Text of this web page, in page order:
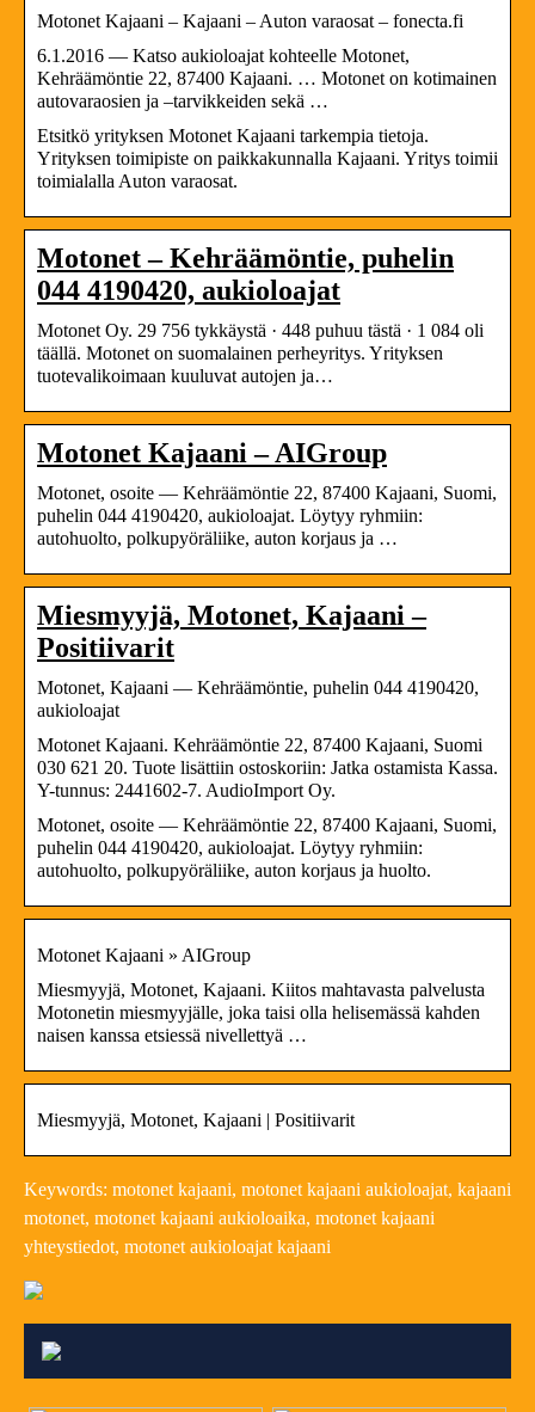
Motonet Kajaani – Kajaani – Auton varaosat – fonecta.fi
6.1.2016 — Katso aukioloajat kohteelle Motonet,
Kehräämöntie 22, 87400 Kajaani. … Motonet on kotimainen
autovaraosien ja –tarvikkeiden sekä …
Etsitkö yrityksen Motonet Kajaani tarkempia tietoja.
Yrityksen toimipiste on paikkakunnalla Kajaani. Yritys toimii
toimialalla Auton varaosat.
Motonet – Kehräämöntie, puhelin
044 4190420, aukioloajat
Motonet Oy. 29 756 tykkäystä · 448 puhuu tästä · 1 084 oli
täällä. Motonet on suomalainen perheyritys. Yrityksen
tuotevalikoimaan kuuluvat autojen ja…
Motonet Kajaani – AIGroup
Motonet, osoite — Kehräämöntie 22, 87400 Kajaani, Suomi,
puhelin 044 4190420, aukioloajat. Löytyy ryhmiin:
autohuolto, polkupyöräliike, auton korjaus ja …
Miesmyyjä, Motonet, Kajaani –
Positiivarit
Motonet, Kajaani — Kehräämöntie, puhelin 044 4190420,
aukioloajat
Motonet Kajaani. Kehräämöntie 22, 87400 Kajaani, Suomi
030 621 20. Tuote lisättiin ostoskoriin: Jatka ostamista Kassa.
Y-tunnus: 2441602-7. AudioImport Oy.
Motonet, osoite — Kehräämöntie 22, 87400 Kajaani, Suomi,
puhelin 044 4190420, aukioloajat. Löytyy ryhmiin:
autohuolto, polkupyöräliike, auton korjaus ja huolto.
Motonet Kajaani » AIGroup
Miesmyyjä, Motonet, Kajaani. Kiitos mahtavasta palvelusta
Motonetin miesmyyjälle, joka taisi olla helisemässä kahden
naisen kanssa etsiessä nivellettyä …
Miesmyyjä, Motonet, Kajaani | Positiivarit
Keywords: motonet kajaani, motonet kajaani aukioloajat, kajaani
motonet, motonet kajaani aukioloaika, motonet kajaani
yhteystiedot, motonet aukioloajat kajaani